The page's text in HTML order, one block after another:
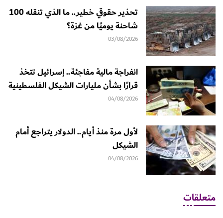
تحذير حقوقي خطير.. ما الذي تنقله 100
شاحنة يوميًا من غزة؟
03/08/2026
انفراجة مالية مفاجئة.. إسرائيل تتخذ
قرارًا بشأن مليارات الشيكل الفلسطينية
04/08/2026
لأول مرة منذ أيام.. الدولار يتراجع أمام
الشيكل
04/08/2026
متعلقات